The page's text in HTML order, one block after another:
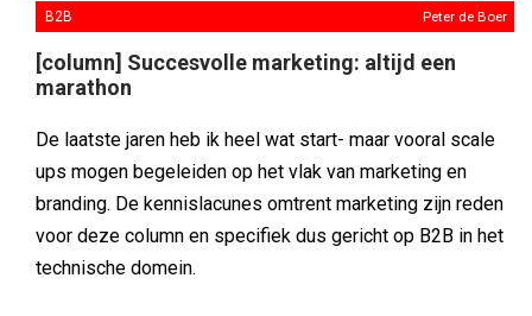
B2B Peter de Boer
[column] Succesvolle marketing: altijd een
marathon
De laatste jaren heb ik heel wat start- maar vooral scale
ups mogen begeleiden op het vlak van marketing en
branding. De kennislacunes omtrent marketing zijn reden
voor deze column en specifiek dus gericht op B2B in het
technische domein.